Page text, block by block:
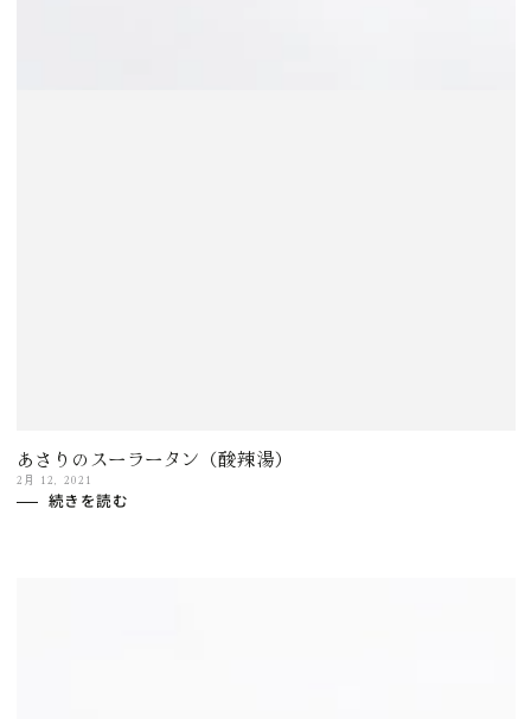
あさりのスーラータン（酸辣湯）
2月 12, 2021
続きを読む